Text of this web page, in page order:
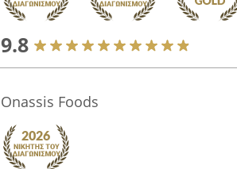
9.8
Onassis Foods